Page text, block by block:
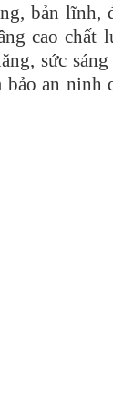
bản lĩnh,
cao chất
sức
an ninh